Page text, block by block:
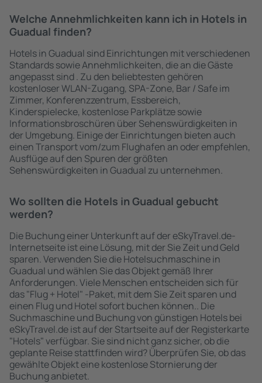
Welche Annehmlichkeiten kann ich in Hotels in
Guadual finden?
Hotels in Guadual sind Einrichtungen mit verschiedenen
Standards sowie Annehmlichkeiten, die an die Gäste
angepasst sind . Zu den beliebtesten gehören
kostenloser WLAN-Zugang, SPA-Zone, Bar / Safe im
Zimmer, Konferenzzentrum, Essbereich,
Kinderspielecke, kostenlose Parkplätze sowie
Informationsbroschüren über Sehenswürdigkeiten in
der Umgebung. Einige der Einrichtungen bieten auch
einen Transport vom/zum Flughafen an oder empfehlen,
Ausflüge auf den Spuren der größten
Sehenswürdigkeiten in Guadual zu unternehmen.
Wo sollten die Hotels in Guadual gebucht
werden?
Die Buchung einer Unterkunft auf der eSkyTravel.de-
Internetseite ist eine Lösung, mit der Sie Zeit und Geld
sparen. Verwenden Sie die Hotelsuchmaschine in
Guadual und wählen Sie das Objekt gemäß Ihrer
Anforderungen. Viele Menschen entscheiden sich für
das "Flug + Hotel" -Paket, mit dem Sie Zeit sparen und
einen Flug und Hotel sofort buchen können.. Die
Suchmaschine und Buchung von günstigen Hotels bei
eSkyTravel.de ist auf der Startseite auf der Registerkarte
"Hotels" verfügbar. Sie sind nicht ganz sicher, ob die
geplante Reise stattfinden wird? Überprüfen Sie, ob das
gewählte Objekt eine kostenlose Stornierung der
Buchung anbietet.